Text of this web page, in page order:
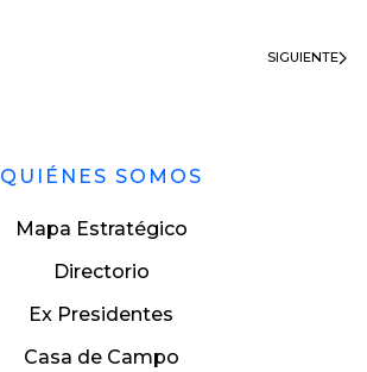
SIGUIENTE
QUIÉNES SOMOS
Mapa Estratégico
Directorio
Ex Presidentes
Casa de Campo